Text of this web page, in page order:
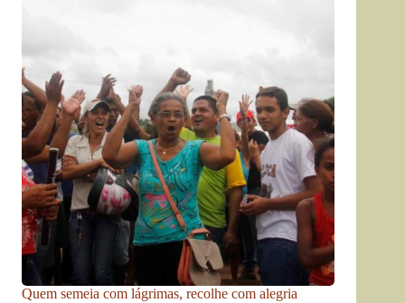
Quem semeia com lágrimas, recolhe com alegria